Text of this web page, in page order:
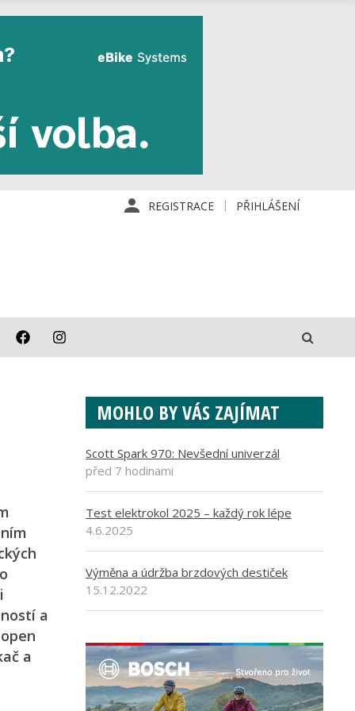
REGISTRACE PŘIHLÁŠENÍ
a
a
MOHLO BY VÁS ZAJÍMAT
Scott Spark 970: Nevšední univerzál
před 7 hodinami
Test elektrokol 2025 – každý rok lépe
4.6.2025
Výměna a údržba brzdových destiček
15.12.2022